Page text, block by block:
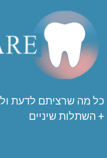
כל מה שרציתם לדעת
+ השתלות שיניים